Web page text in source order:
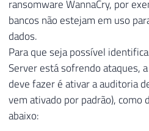
ransomware WannaCry, por
bancos não estejam em uso
dados.
Para que seja possível
Server está sofrendo ataques,
deve fazer é ativar a auditoria
vem ativado por padrão),
abaixo: